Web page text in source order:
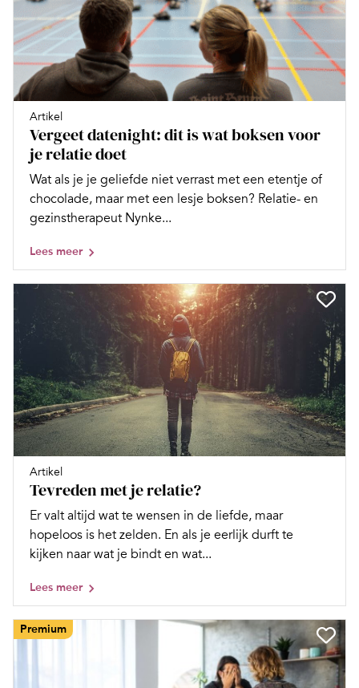
Artikel
Vergeet datenight: dit is wat boksen voor
je relatie doet
Wat als je je geliefde niet verrast met een etentje of
chocolade, maar met een lesje boksen? Relatie- en
gezinstherapeut Nynke...
Lees meer
Artikel
Tevreden met je relatie?
Er valt altijd wat te wensen in de liefde, maar
hopeloos is het zelden. En als je eerlijk durft te
kijken naar wat je bindt en wat...
Lees meer
Premium